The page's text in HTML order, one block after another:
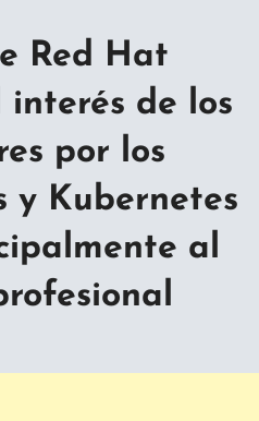
Red Hat
interés de los
por los
y Kubernetes
al